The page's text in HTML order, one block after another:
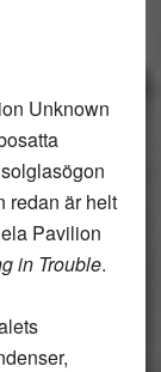
Unknown
redan är helt
Pavilion
in Trouble.